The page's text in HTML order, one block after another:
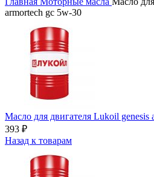
armortech gc 5w-30
Масло для двигателя Lukoil genesis
393 ₽
Назад к товарам